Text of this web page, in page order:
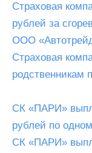
Страховая
рублей за
ООО
Страховая
родственникам
СК «ПАРИ»
рублей по
СК «ПАРИ»